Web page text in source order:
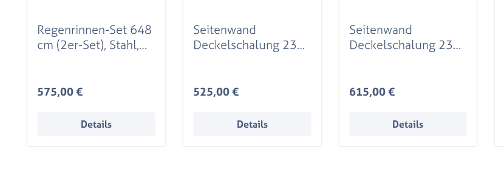
Regenrinnen-Set 648
cm (2er-Set), Stahl,
Regulärer Preis:
575,00 €
Details
Seitenwand
Deckelschalung 230
Regulärer Preis:
525,00 €
Details
Seitenwand
Deckelschalung 230
Regulärer Preis:
615,00 €
Details